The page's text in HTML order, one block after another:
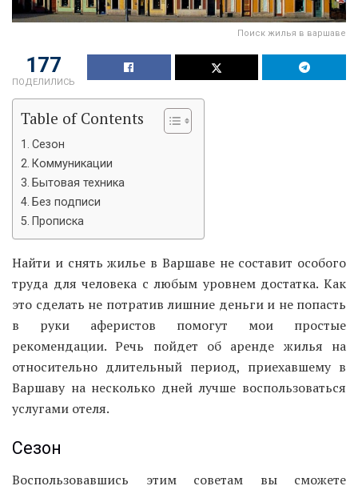
Поиск жилья в варшаве
177
ПОДЕЛИЛИСЬ
Table of Contents
Сезон
Коммуникации
Бытовая техника
Без подписи
Прописка
Найти и снять жилье в Варшаве не составит особого
труда для человека с любым уровнем достатка. Как
это сделать не потратив лишние деньги и не попасть
в руки аферистов помогут мои простые
рекомендации. Речь пойдет об аренде жилья на
относительно длительный период, приехавшему в
Варшаву на несколько дней лучше воспользоваться
услугами отеля.
Сезон
Воспользовавшись этим советам вы сможете